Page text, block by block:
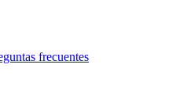
frecuentes